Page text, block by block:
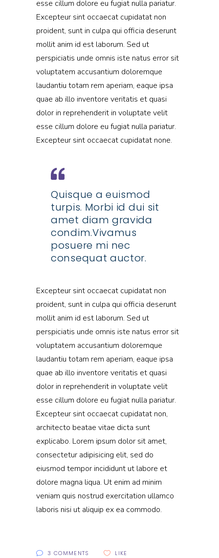
esse cillum dolore eu fugiat nulla pariatur.
Excepteur sint occaecat cupidatat non
proident, sunt in culpa qui officia deserunt
mollit anim id est laborum. Sed ut
perspiciatis unde omnis iste natus error sit
voluptatem accusantium doloremque
laudantiu totam rem aperiam, eaque ipsa
quae ab illo inventore veritatis et quasi
dolor in reprehenderit in voluptate velit
esse cillum dolore eu fugiat nulla pariatur.
Excepteur sint occaecat cupidatat none.
Quisque a euismod
turpis. Morbi id dui sit
amet diam gravida
condim.Vivamus
posuere mi nec
consequat auctor.
Excepteur sint occaecat cupidatat non
proident, sunt in culpa qui officia deserunt
mollit anim id est laborum. Sed ut
perspiciatis unde omnis iste natus error sit
voluptatem accusantium doloremque
laudantiu totam rem aperiam, eaque ipsa
quae ab illo inventore veritatis et quasi
dolor in reprehenderit in voluptate velit
esse cillum dolore eu fugiat nulla pariatur.
Excepteur sint occaecat cupidatat non,
architecto beatae vitae dicta sunt
explicabo. Lorem ipsum dolor sit amet,
consectetur adipisicing elit, sed do
eiusmod tempor incididunt ut labore et
dolore magna liqua. Ut enim ad minim
veniam quis nostrud exercitation ullamco
laboris nisi ut aliquip ex ea commodo.
3 COMMENTS
LIKE